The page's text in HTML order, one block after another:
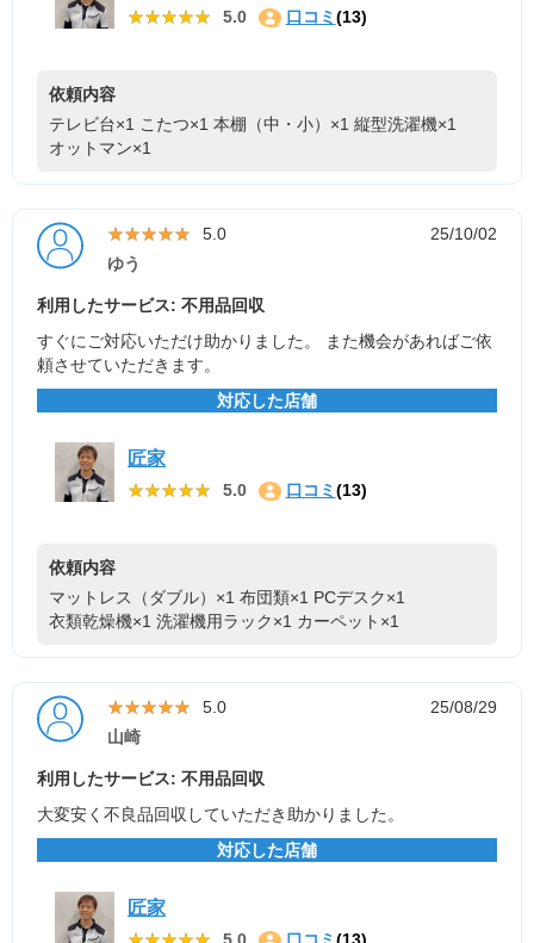
★★★★★
★★★★★ 5.0 口コミ (13)
依頼内容
テレビ台×1 こたつ×1 本棚（中・小）×1 縦型洗濯機×1
オットマン×1
★★★★★
★★★★★ 5.0
25/10/02
ゆう
利用したサービス: 不用品回収
すぐにご対応いただけ助かりました。 また機会があればご依
頼させていただきます。
対応した店舗
匠家
★★★★★
★★★★★ 5.0 口コミ (13)
依頼内容
マットレス（ダブル）×1 布団類×1 PCデスク×1
衣類乾燥機×1 洗濯機用ラック×1 カーペット×1
★★★★★
★★★★★ 5.0
25/08/29
山崎
利用したサービス: 不用品回収
大変安く不良品回収していただき助かりました。
対応した店舗
匠家
★★★★★
★★★★★ 5.0 口コミ (13)